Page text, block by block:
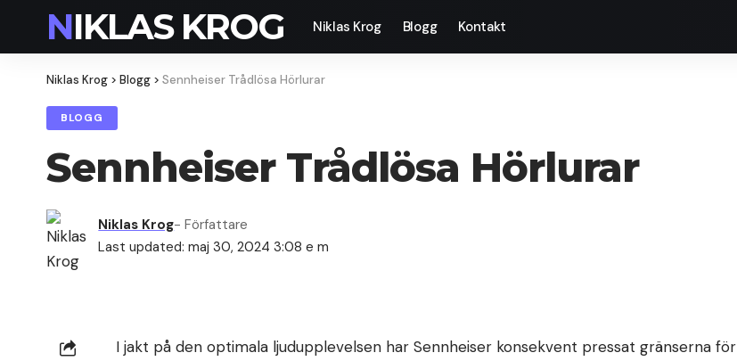
NIKLAS KROG Niklas Krog Blogg Kontakt
Niklas Krog > Blogg > Sennheiser Trådlösa Hörlurar
BLOGG
Sennheiser Trådlösa Hörlurar
Last updated: maj 30, 2024 3:08 e m
Niklas Krog- Författare
I jakt på den optimala ljudupplevelsen har Sennheiser konsekvent pressat gränserna för